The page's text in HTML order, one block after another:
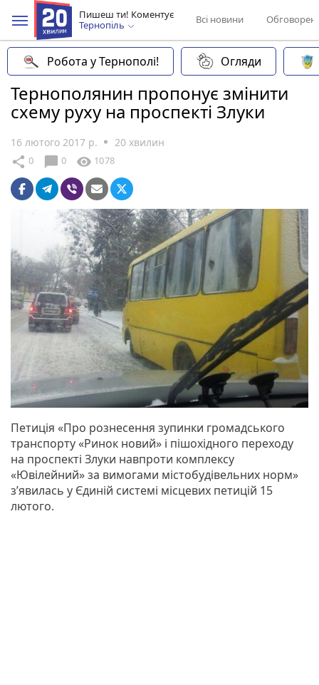
Пишеш ти! Коментує
Тернопіль
Всі новини
Робота у Тернополі! Огляди
Тернополянин пропонує змінити
схему руху на проспекті Злуки
16 лютого 2017 р. 20 хвилин
share 0 chat_bubble 0 visibility 1078
Петиція «Про рознесення зупинки громадського
транспорту «Ринок новий» і пішохідного переходу
на проспекті Злуки навпроти комплексу
«Ювілейний» за вимогами містобудівельних норм»
з’явилась у Єдиній системі місцевих петицій 15
лютого.